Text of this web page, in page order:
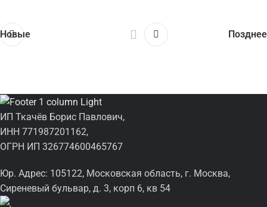
Новые Позднее
ИП Ткачёв Борис Павлович,
ИНН 771987201162,
ОГРН ИП 326774600465767
Юр. Адрес: 105122, Московская область, г. Москва,
Сиреневый бульвар, д. 3, корп 6, кв 54